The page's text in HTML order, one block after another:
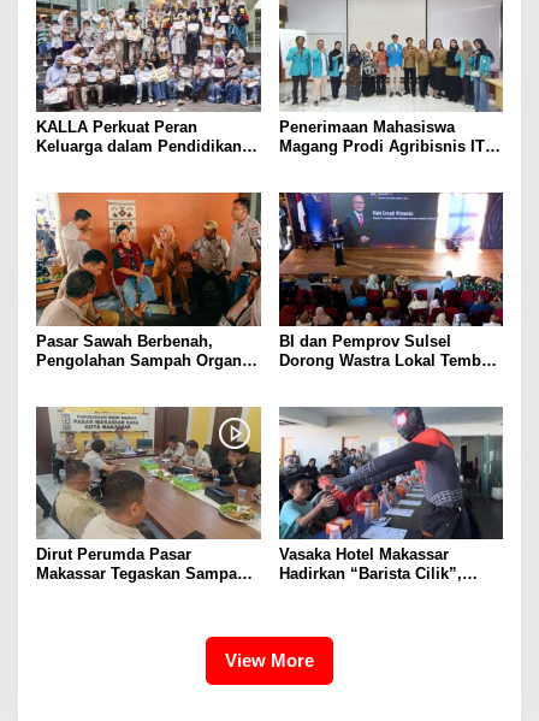
KALLA Perkuat Peran
Keluarga dalam Pendidikan
Penerimaan Mahasiswa
Magang Prodi Agribisnis ITP
Program MBKM
Pasar Sawah Berbenah,
Pengolahan Sampah Organik
BI dan Pemprov Sulsel
Dorong Wastra Lokal Tembus
Dirut Perumda Pasar
Makassar Tegaskan Sampah
Vasaka Hotel Makassar
Hadirkan “Barista Cilik”,
View More